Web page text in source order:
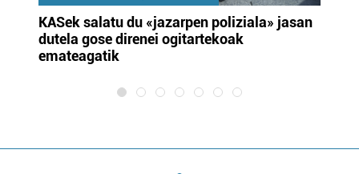
KASek salatu du «jazarpen poliziala» jasan
dutela gose direnei ogitartekoak
emateagatik